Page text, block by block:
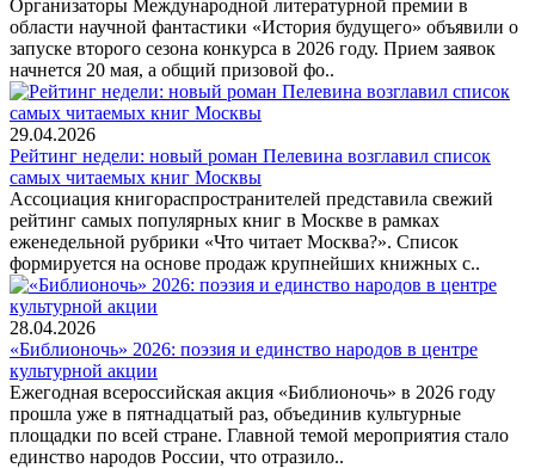
Организаторы Международной литературной премии в
области научной фантастики «История будущего» объявили о
запуске второго сезона конкурса в 2026 году. Прием заявок
начнется 20 мая, а общий призовой фо..
29.04.2026
Рейтинг недели: новый роман Пелевина возглавил список
самых читаемых книг Москвы
Ассоциация книгораспространителей представила свежий
рейтинг самых популярных книг в Москве в рамках
еженедельной рубрики «Что читает Москва?». Список
формируется на основе продаж крупнейших книжных с..
28.04.2026
«Библионочь» 2026: поэзия и единство народов в центре
культурной акции
Ежегодная всероссийская акция «Библионочь» в 2026 году
прошла уже в пятнадцатый раз, объединив культурные
площадки по всей стране. Главной темой мероприятия стало
единство народов России, что отразило..